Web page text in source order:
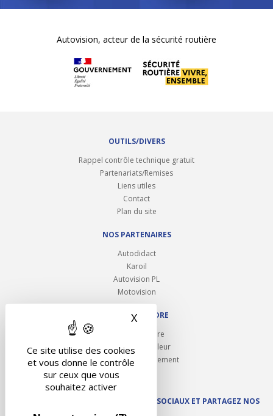
Ce site utilise des cookies
et vous donne le contrôle
sur ceux que vous
souhaitez activer
X Masquer le bandeau des
Autovision, acteur de la sécurité routière
OUTILS/DIVERS
Rappel contrôle technique gratuit
Partenariats/Remises
Liens utiles
Contact
Plan du site
NOS PARTENAIRES
Autodidact
Karoil
Autovision PL
Motovision
NOUS REJOINDRE
Ouvrir un centre
Devenez contrôleur
Carrières et recrutement
SUIVEZ AUTOVISION SUR LES RÉSEAUX SOCIAUX ET PARTAGEZ NOS
ACTUS